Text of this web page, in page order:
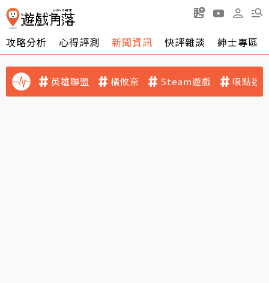
攻略分析 心得評測 新聞資訊 快評雜談 紳士專區
英雄聯盟 橘攸奈 Steam遊戲 吸點迷